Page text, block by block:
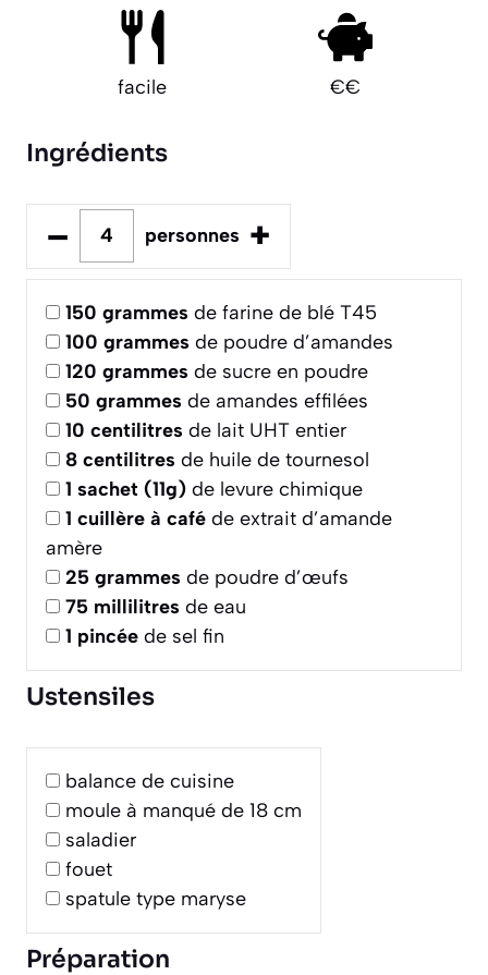
facile €€
Ingrédients
– personnes +
150 grammes de farine de blé T45
100 grammes de poudre d’amandes
120 grammes de sucre en poudre
50 grammes de amandes effilées
10 centilitres de lait UHT entier
8 centilitres de huile de tournesol
1 sachet (11g) de levure chimique
1 cuillère à café de extrait d’amande
amère
25 grammes de poudre d’œufs
75 millilitres de eau
1 pincée de sel fin
Ustensiles
balance de cuisine
moule à manqué de 18 cm
saladier
fouet
spatule type maryse
Préparation